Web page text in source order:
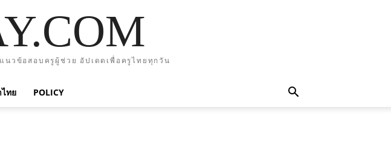
วข้อสอบครูผู้ช่วย อัปเดตเพื่อครูไทยทุกวัน
ทย POLICY